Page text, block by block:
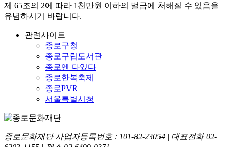
제 65조의 2에 따라 1천만원 이하의 벌금에 처해질 수 있음을
유념하시기 바랍니다.
관련사이트
종로구청
종로구립도서관
종로엔 다있다
종로한복축제
종로PVR
서울특별시청
종로문화재단 사업자등록번호 : 101-82-23054 | 대표전화02-